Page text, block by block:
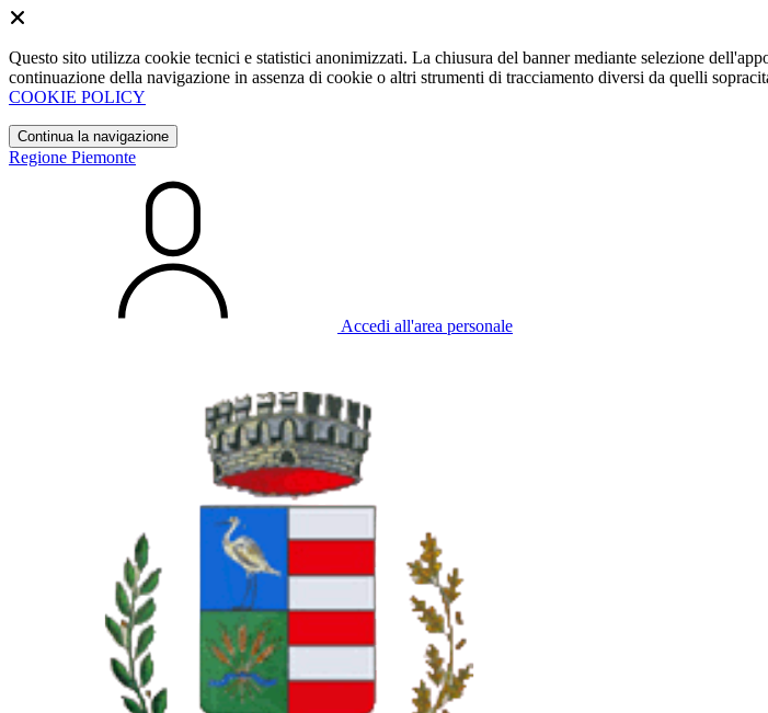
Questo sito utilizza cookie tecnici e statistici anonimizzati. La chiusura del banner mediante selezione
continuazione della navigazione in assenza di cookie o altri strumenti di tracciamento diversi da quelli
COOKIE POLICY
Continua la navigazione
Regione Piemonte
Accedi all'area personale